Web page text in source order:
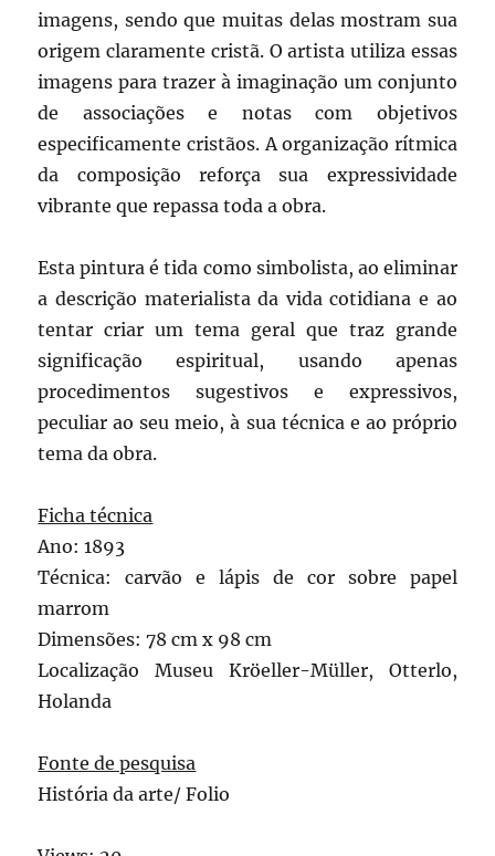
imagens, sendo que muitas delas mostram sua
origem claramente cristã. O artista utiliza essas
imagens para trazer à imaginação um conjunto
de associações e notas com objetivos
especificamente cristãos. A organização rítmica
da composição reforça sua expressividade
vibrante que repassa toda a obra.
Esta pintura é tida como simbolista, ao eliminar
a descrição materialista da vida cotidiana e ao
tentar criar um tema geral que traz grande
significação espiritual, usando apenas
procedimentos sugestivos e expressivos,
peculiar ao seu meio, à sua técnica e ao próprio
tema da obra.
Ficha técnica
Ano: 1893
Técnica: carvão e lápis de cor sobre papel
marrom
Dimensões: 78 cm x 98 cm
Localização Museu Kröeller-Müller, Otterlo,
Holanda
Fonte de pesquisa
História da arte/ Folio